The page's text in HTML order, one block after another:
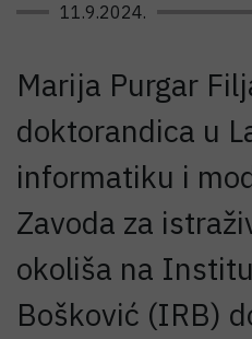
11.9.2024.
Marija Purgar
doktorandica u
informatiku i
Zavoda za
okoliša na
Bošković (IRB)